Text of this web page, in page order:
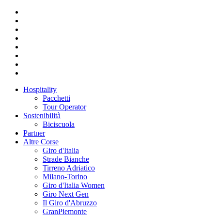
Hospitality
Pacchetti
Tour Operator
Sostenibilità
Biciscuola
Partner
Altre Corse
Giro d'Italia
Strade Bianche
Tirreno Adriatico
Milano-Torino
Giro d'Italia Women
Giro Next Gen
Il Giro d'Abruzzo
GranPiemonte